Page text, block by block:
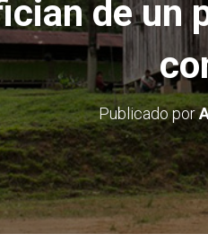
de un
Publicado por